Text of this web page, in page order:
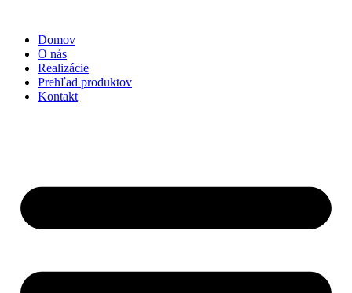
obsah
Domov
O nás
Realizácie
Prehľad produktov
Kontakt